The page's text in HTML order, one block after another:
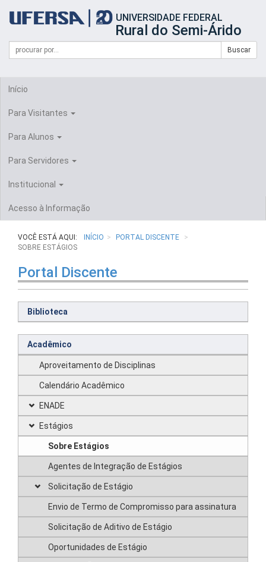
portal
UFERSA
UNIVERSIDADE FEDERAL
Rural do Semi-Árido
Formulário
Busca
Campo
de
Buscar
Início
Para Visitantes
Para Alunos
Para Servidores
Institucional
Acesso à Informação
VOCÊ ESTÁ AQUI: INÍCIO
PORTAL DISCENTE
SOBRE ESTÁGIOS
Portal Discente
Biblioteca
Acadêmico
Aproveitamento de Disciplinas
Calendário Acadêmico
ENADE
Estágios
Sobre Estágios
Agentes de Integração de Estágios
Solicitação de Estágio
Envio de Termo de Compromisso para assinatura
Solicitação de Aditivo de Estágio
Oportunidades de Estágio